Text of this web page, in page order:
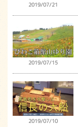
2019/07/21
2019/07/15
2019/07/10